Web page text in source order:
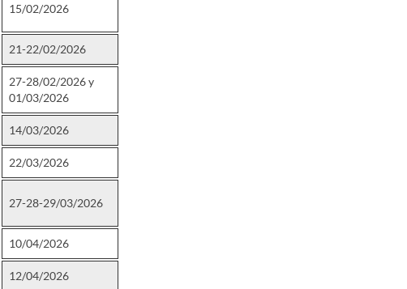
15/02/2026
21-22/02/2026
27-28/02/2026 y
01/03/2026
14/03/2026
22/03/2026
27-28-29/03/2026
10/04/2026
12/04/2026